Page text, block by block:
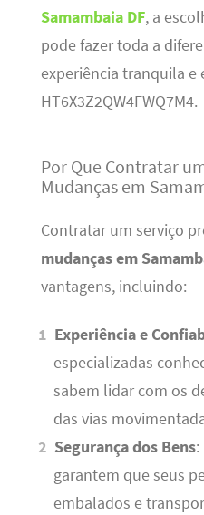
Samambaia DF, a
pode fazer toda a
experiência tranquila e
HT6X3Z2QW4FWQ7M4.
Por Que Contratar
Mudanças em
Contratar um serviço
mudanças em
vantagens, incluindo:
Experiência e
especializadas
sabem lidar com os
das vias
Segurança dos Bens
garantem que seus
embalados e